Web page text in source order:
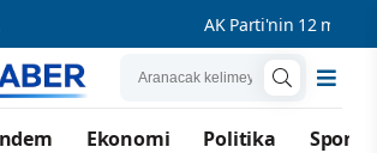
AK Parti'nin 12
Ekonomi Politika Spor